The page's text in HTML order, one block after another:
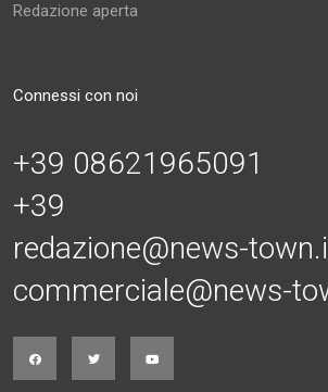
Redazione aperta
Connessi con noi
+39 08621965091
+39
redazione@news-
commerciale@news-